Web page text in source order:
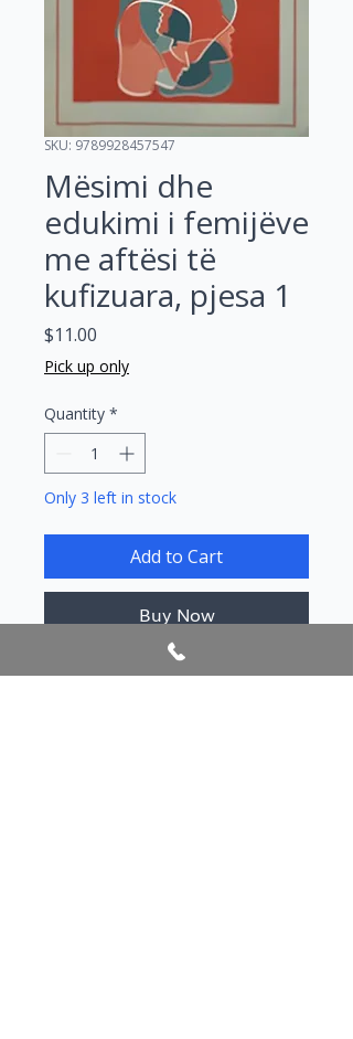
SKU: 9789928457547
Mësimi dhe
edukimi i femijëve
me aftësi të
kufizuara, pjesa 1
$11.00
Pick up only
Quantity *
Only 3 left in stock
Add to Cart
Buy Now